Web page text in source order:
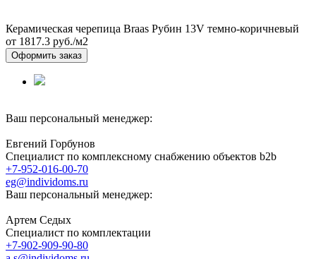
Керамическая черепица Braas Рубин 13V темно-коричневый
от 1817.3 руб./м2
Оформить заказ
Ваш персональный менеджер:
Евгений Горбунов
Специалист по комплексному снабжению объектов b2b
+7-952-016-00-70
eg@individoms.ru
Ваш персональный менеджер:
Артем Седых
Специалист по комплектации
+7-902-909-90-80